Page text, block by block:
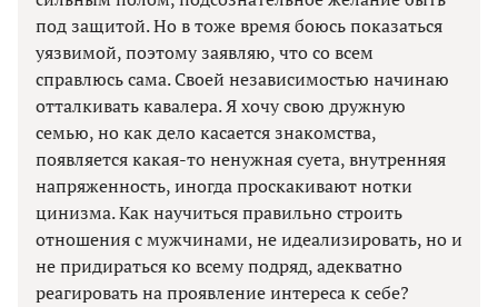
под защитой. Но в тоже время боюсь показаться
уязвимой, поэтому заявляю, что со всем
справлюсь сама. Своей независимостью начинаю
отталкивать кавалера. Я хочу свою дружную
семью, но как дело касается знакомства,
появляется какая-то ненужная суета, внутренняя
напряженность, иногда проскакивают нотки
цинизма. Как научиться правильно строить
отношения с мужчинами, не идеализировать, но и
не придираться ко всему подряд, адекватно
реагировать на проявление интереса к себе?